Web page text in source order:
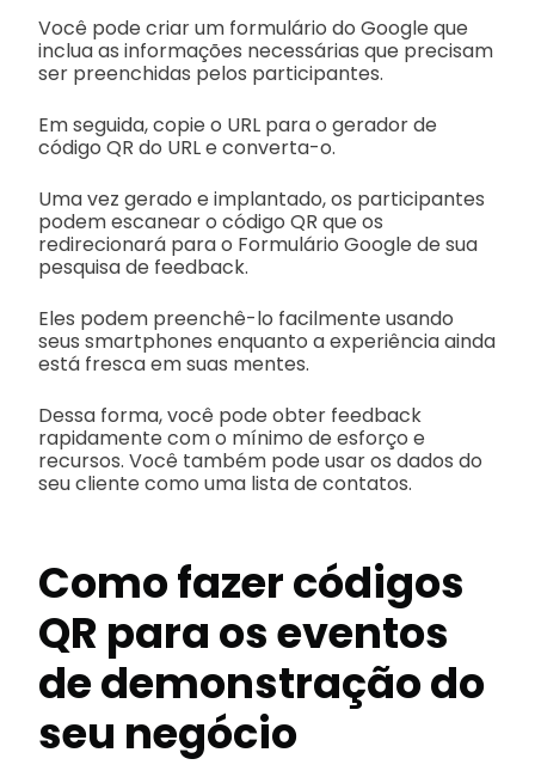
Você pode criar um formulário do Google que
inclua as informações necessárias que precisam
ser preenchidas pelos participantes.
Em seguida, copie o URL para o gerador de
código QR do URL e converta-o.
Uma vez gerado e implantado, os participantes
podem escanear o código QR que os
redirecionará para o Formulário Google de sua
pesquisa de feedback.
Eles podem preenchê-lo facilmente usando
seus smartphones enquanto a experiência ainda
está fresca em suas mentes.
Dessa forma, você pode obter feedback
rapidamente com o mínimo de esforço e
recursos. Você também pode usar os dados do
seu cliente como uma lista de contatos.
Como fazer códigos
QR para os eventos
de demonstração do
seu negócio